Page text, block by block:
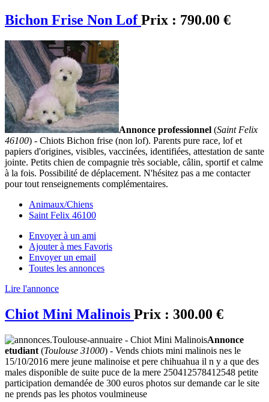
Bichon Frise Non LofPrix : 790.00 €
Annonce professionnel (Saint Felix
46100) - Chiots Bichon frise (non lof). Parents pure race, lof et
papiers d'origines, visibles, vaccinées, identifiées, attestation de sante
jointe. Petits chien de compagnie très sociable, câlin, sportif et calme
à la fois. Possibilité de déplacement. N'hésitez pas a me contacter
pour tout renseignements complémentaires.
Animaux/Chiens
Saint Felix 46100
Envoyer à un ami
Ajouter à mes Favoris
Envoyer un email
Toutes les annonces
Lire l'annonce
Chiot Mini Malinois Prix : 300.00 €
Annonce
etudiant (Toulouse 31000) - Vends chiots mini malinois nes le
15/10/2016 mere jeune malinoise et pere chihuahua il n y a que des
males disponible de suite puce de la mere 250412578412548 petite
participation demandée de 300 euros photos sur demande car le site
ne prends pas les photos voulmineuse